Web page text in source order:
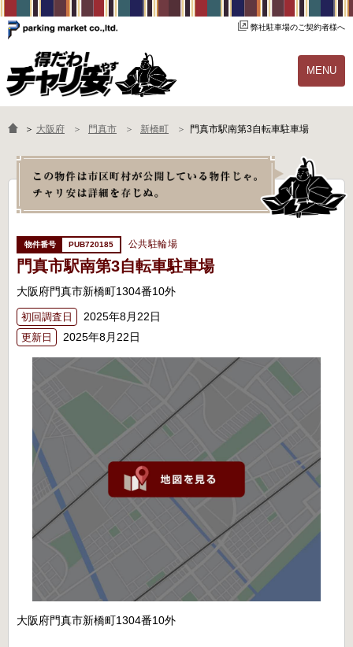
弊社駐車場のご契約者様へ
MENU
物件一覧 ご契約の流れ
よくあるご質問 駐輪場オーナー様へ
＞ 大阪府 門真市 新橋町 門真市駅南第3自転車駐車場
PUB720185 公共駐輪場
門真市駅南第3自転車駐車場
大阪府門真市新橋町1304番10外
初回調査日 2025年8月22日
更新日 2025年8月22日
大阪府門真市新橋町1304番10外